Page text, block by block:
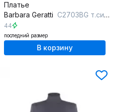
Платье
Barbara Geratti С2703BG т.синий
44
последний размер
В корзину